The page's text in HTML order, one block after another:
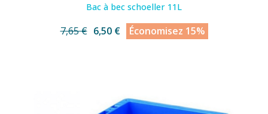
Bac à bec schoeller 11L
7,65 € 6,50 € Économisez 15%